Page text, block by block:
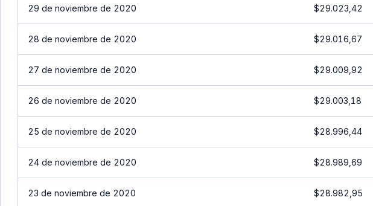
29 de noviembre de 2020 $29.023,42
28 de noviembre de 2020 $29.016,67
27 de noviembre de 2020 $29.009,92
26 de noviembre de 2020 $29.003,18
25 de noviembre de 2020 $28.996,44
24 de noviembre de 2020 $28.989,69
23 de noviembre de 2020 $28.982,95